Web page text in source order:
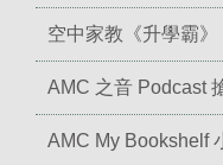
空中家教《升學霸》
AMC 之音 Podcast
AMC My Bookshelf